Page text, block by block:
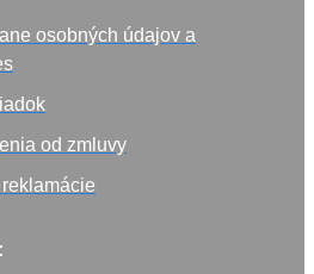
osobných údajov a
od zmluvy